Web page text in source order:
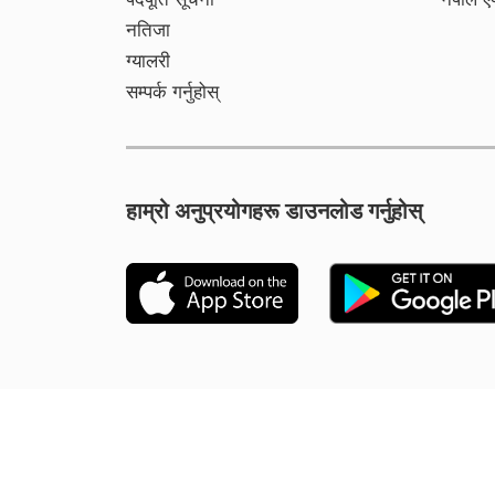
नतिजा
ग्यालरी
सम्पर्क गर्नुहोस्
हाम्रो अनुप्रयोगहरू डाउनलोड गर्नुहोस्